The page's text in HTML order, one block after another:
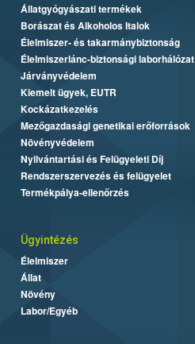
Állatgyógyászati termékek
Borászat és Alkoholos Italok
Élelmiszer- és takarmánybiztonság
Élelmiszerlánc-biztonsági laborhálózat
Járványvédelem
Kiemelt ügyek, EUTR
Kockázatkezelés
Mezőgazdasági genetikai erőforrások
Növényvédelem
Nyilvántartási és Felügyeleti Díj
Rendszerszervezés és felügyelet
Termékpálya-ellenőrzés
Ügyintézés
Élelmiszer
Állat
Növény
Labor/Egyéb